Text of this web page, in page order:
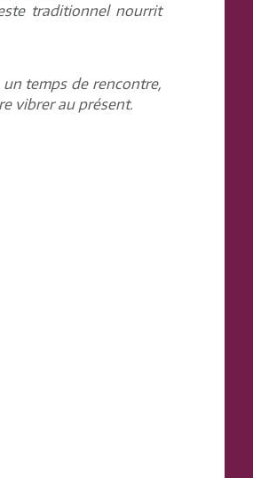
traditionnel nourrit
un temps de rencontre,
vibrer au présent.